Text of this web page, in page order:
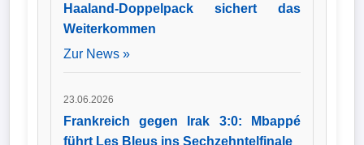
Haaland-Doppelpack sichert das
Weiterkommen
Zur News »
23.06.2026
Frankreich gegen Irak 3:0: Mbappé
führt Les Bleus ins Sechzehntelfinale